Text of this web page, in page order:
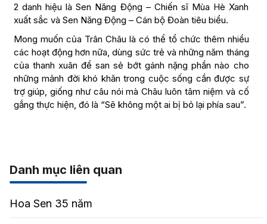
2 danh hiệu là Sen Năng Động – Chiến sĩ Mùa Hè Xanh
xuất sắc và Sen Năng Động – Cán bộ Đoàn tiêu biểu.
Mong muốn của Trân Châu là có thể tổ chức thêm nhiều
các hoạt động hơn nữa, dùng sức trẻ và những năm tháng
của thanh xuân để san sẻ bớt gánh nặng phần nào cho
những mảnh đời khó khăn trong cuộc sống cần được sự
trợ giúp, giống như câu nói mà Châu luôn tâm niệm và cố
gắng thực hiện, đó là “Sẽ không một ai bị bỏ lại phía sau”.
Danh mục liên quan
Hoa Sen 35 năm